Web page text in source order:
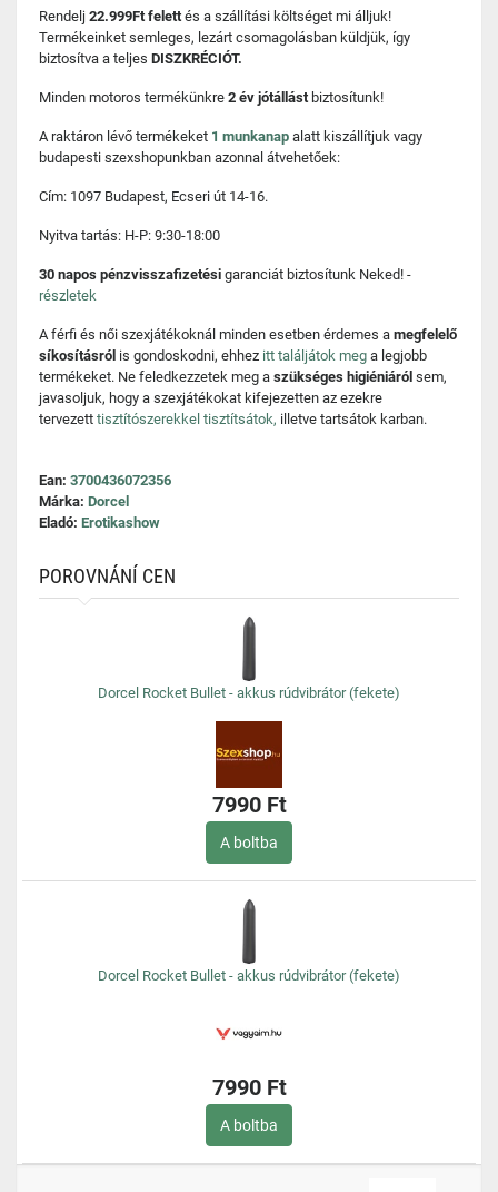
Rendelj 22.999Ft felettés a szállítási költséget mi álljuk!
Termékeinket semleges, lezárt csomagolásban küldjük, így
biztosítva a teljes DISZKRÉCIÓT.
Minden motoros termékünkre 2 év jótállást biztosítunk!
A raktáron lévő termékeket 1 munkanap alatt kiszállítjuk vagy
budapesti szexshopunkban azonnal átvehetőek:
Cím: 1097 Budapest, Ecseri út 14-16.
Nyitva tartás: H-P: 9:30-18:00
30 napos pénzvisszafizetési garanciát biztosítunk Neked! -
részletek
A férfi és női szexjátékoknál minden esetben érdemes a megfelelő
síkosításról is gondoskodni, ehhez itt találjátok meg a legjobb
termékeket. Ne feledkezzetek meg a szükséges higiéniáról sem,
javasoljuk, hogy a szexjátékokat kifejezetten az ezekre
tervezett tisztítószerekkel tisztítsátok, illetve tartsátok karban.
Ean: 3700436072356
Márka: Dorcel
Eladó: Erotikashow
POROVNÁNÍ CEN
Dorcel Rocket Bullet - akkus rúdvibrátor (fekete)
7990 Ft
A boltba
Dorcel Rocket Bullet - akkus rúdvibrátor (fekete)
7990 Ft
A boltba